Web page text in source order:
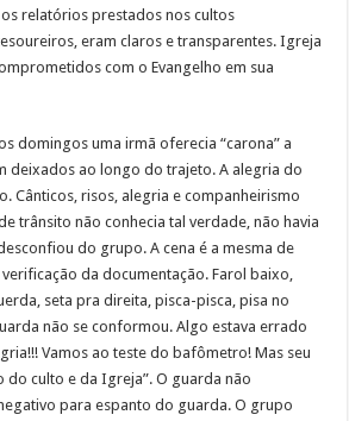
relatórios prestados nos cultos
eram claros e transparentes. Igreja
com o Evangelho em sua
domingos uma irmã oferecia “carona” a
deixados ao longo do trajeto. A alegria do
Cânticos, risos, alegria e companheirismo
trânsito não conhecia tal verdade, não havia
do grupo. A cena é a mesma de
da documentação. Farol baixo,
seta pra direita, pisca-pisca, pisa no
não se conformou. Algo estava errado
Vamos ao teste do bafômetro! Mas seu
do culto e da Igreja”. O guarda não
para espanto do guarda. O grupo